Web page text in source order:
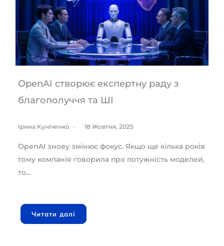
OpenAI створює експертну раду з
благополуччя та ШІ
Ірина Куніченко 18 Жовтня, 2025
OpenAI знову змінює фокус. Якщо ще кілька років
тому компанія говорила про потужність моделей,
то…
Читати далі